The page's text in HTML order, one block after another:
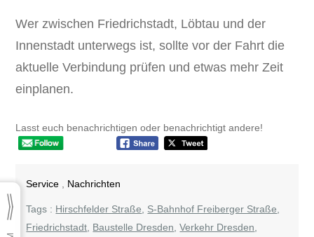
Wer zwischen Friedrichstadt, Löbtau und der
Innenstadt unterwegs ist, sollte vor der Fahrt die
aktuelle Verbindung prüfen und etwas mehr Zeit
einplanen.
Lasst euch benachrichtigen oder benachrichtigt andere!
Service , Nachrichten
Tags : Hirschfelder Straße, S-Bahnhof Freiberger Straße,
Friedrichstadt, Baustelle Dresden,Verkehr Dresden,